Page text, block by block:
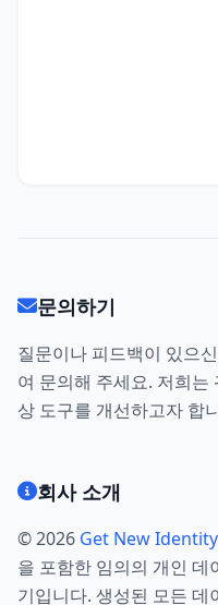
문의하기
질문이나 피드백이 있으
여 문의해 주세요. 저희
상 도구를 개선하고자 합
회사 소개
© 2026 Get New Identity
을 포함한 임의의 개인 데
기입니다. 생성된 모든